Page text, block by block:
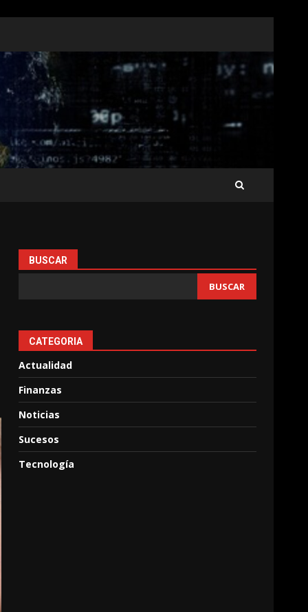
BUSCAR
BUSCAR
CATEGORIA
Actualidad
Finanzas
Noticias
Sucesos
Tecnología